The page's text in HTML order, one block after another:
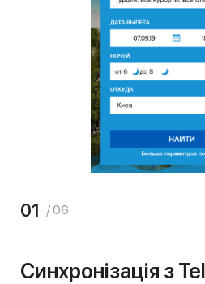
01 / 06
Синхронізація з